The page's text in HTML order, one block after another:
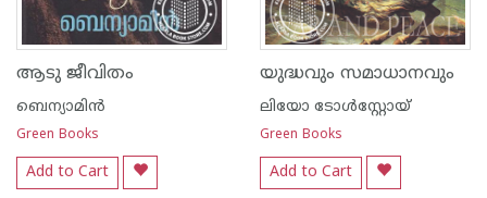
ആടു ജീവിതം
ബെന്യാമിന്‍
Green Books
Add to Cart
യുദ്ധവും സമാധാനവും
ലിയോ ടോള്‍സ്റ്റോയ്
Green Books
Add to Cart